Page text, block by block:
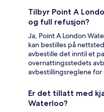
Tilbyr Point A
og full refusjon?
Ja, Point A London
kan bestilles på
avbestille det inntil et
overnattingsstedets
avbestillingsreglene for
Er det tillatt med
Waterloo?